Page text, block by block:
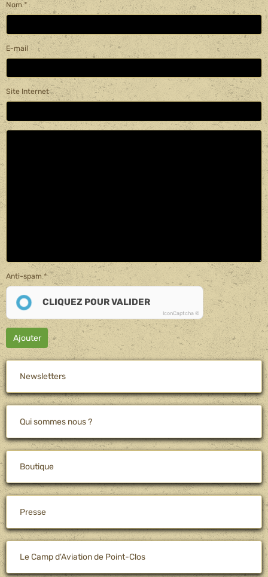
Nom
E-mail
Site Internet
Anti-spam
CLIQUEZ POUR VALIDER
IconCaptcha ©
Ajouter
Newsletters
Qui sommes nous ?
Boutique
Presse
Le Camp d'Aviation de Point-Clos